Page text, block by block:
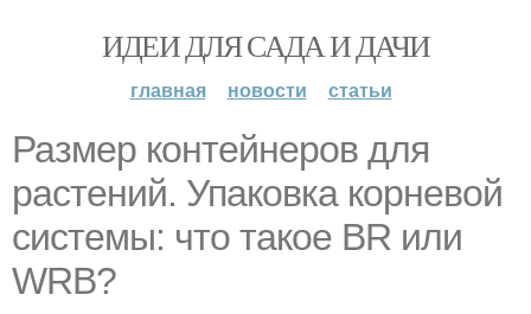
ИДЕИ ДЛЯ САДА И ДАЧИ
главная новости статьи
Размер контейнеров для
растений. Упаковка корневой
системы: что такое BR или
WRB?